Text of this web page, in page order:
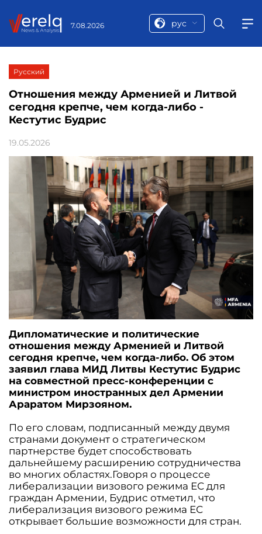
7.08.2026 рус
Русский
Отношения между Арменией и Литвой
сегодня крепче, чем когда-либо -
Кестутис Будрис
19.05.2026
Дипломатические и политические
отношения между Арменией и Литвой
сегодня крепче, чем когда-либо. Об этом
заявил глава МИД Литвы Кестутис Будрис
на совместной пресс-конференции с
министром иностранных дел Армении
Араратом Мирзояном.
По его словам, подписанный между двумя
странами документ о стратегическом
партнерстве будет способствовать
дальнейшему расширению сотрудничества
во многих областях.Говоря о процессе
либерализации визового режима ЕС для
граждан Армении, Будрис отметил, что
либерализация визового режима ЕС
открывает большие возможности для стран.